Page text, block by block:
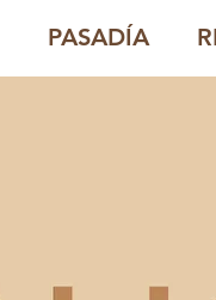
PASADÍA